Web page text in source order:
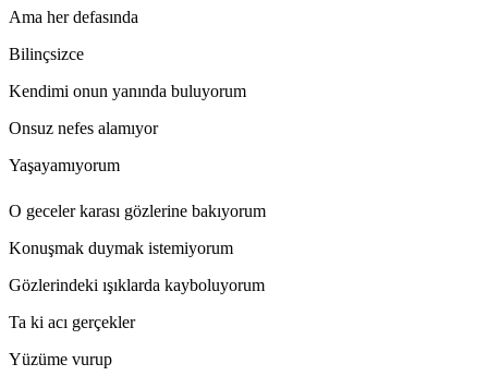
Ama her defasında
Bilinçsizce
Kendimi onun yanında buluyorum
Onsuz nefes alamıyor
Yaşayamıyorum
O geceler karası gözlerine bakıyorum
Konuşmak duymak istemiyorum
Gözlerindeki ışıklarda kayboluyorum
Ta ki acı gerçekler
Yüzüme vurup